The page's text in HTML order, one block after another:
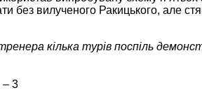
без вилученого Ракицького, але
кілька турів поспіль
– 3